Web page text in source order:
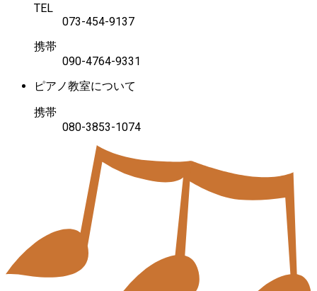
TEL
073-454-9137
携帯
090-4764-9331
ピアノ教室について
携帯
080-3853-1074